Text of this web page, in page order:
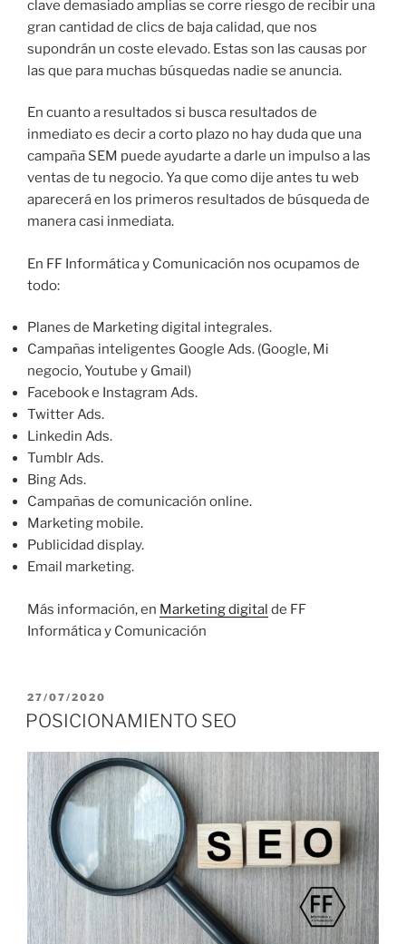
clave demasiado amplias se corre riesgo de recibir una
gran cantidad de clics de baja calidad, que nos
supondrán un coste elevado. Estas son las causas por
las que para muchas búsquedas nadie se anuncia.
En cuanto a resultados si busca resultados de
inmediato es decir a corto plazo no hay duda que una
campaña SEM puede ayudarte a darle un impulso a las
ventas de tu negocio. Ya que como dije antes tu web
aparecerá en los primeros resultados de búsqueda de
manera casi inmediata.
En FF Informática y Comunicación nos ocupamos de
todo:
Planes de Marketing digital integrales.
Campañas inteligentes Google Ads. (Google, Mi
negocio, Youtube y Gmail)
Facebook e Instagram Ads.
Twitter Ads.
Linkedin Ads.
Tumblr Ads.
Bing Ads.
Campañas de comunicación online.
Marketing mobile.
Publicidad display.
Email marketing.
Más información, en Marketing digital de FF
Informática y Comunicación
P
U
B
I
C
A
E
27/07/2020
POSICIONAMIENTO SEO